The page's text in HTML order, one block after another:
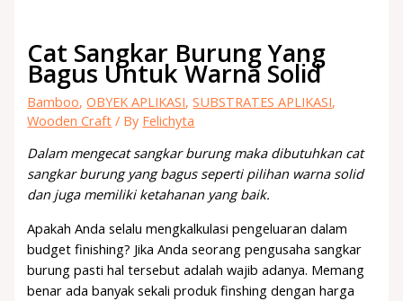
Cat Sangkar Burung Yang
Bagus Untuk Warna Solid
Bamboo,OBYEK APLIKASI,SUBSTRATES APLIKASI,
Wooden Craft / By Felichyta
Dalam mengecat sangkar burung maka dibutuhkan cat
sangkar burung yang bagus seperti pilihan warna solid
dan juga memiliki ketahanan yang baik.
Apakah Anda selalu mengkalkulasi pengeluaran dalam
budget finishing? Jika Anda seorang pengusaha sangkar
burung pasti hal tersebut adalah wajib adanya. Memang
benar ada banyak sekali produk finshing dengan harga